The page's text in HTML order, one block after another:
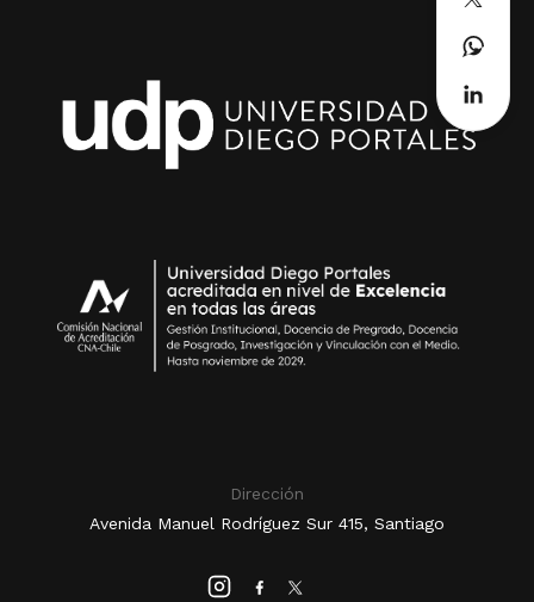
Dirección
Avenida Manuel Rodríguez Sur 415, Santiago